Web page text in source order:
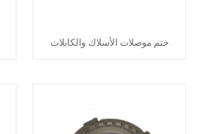
ختم موصلات الأسلاك والكابلات